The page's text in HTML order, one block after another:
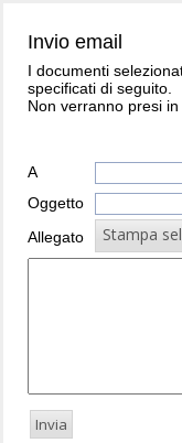
Invio email
I documenti
specificati di seguito.
Non verranno presi
A
Oggetto
Allegato
Stampa